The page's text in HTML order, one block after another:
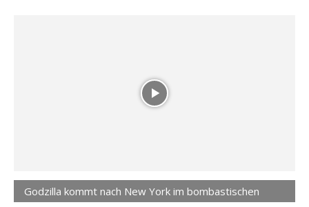
Godzilla kommt nach New York im bombastischen